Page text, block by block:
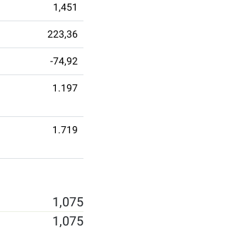
1,451
223,36
-74,92
1.197
1.719
1,075
1,075